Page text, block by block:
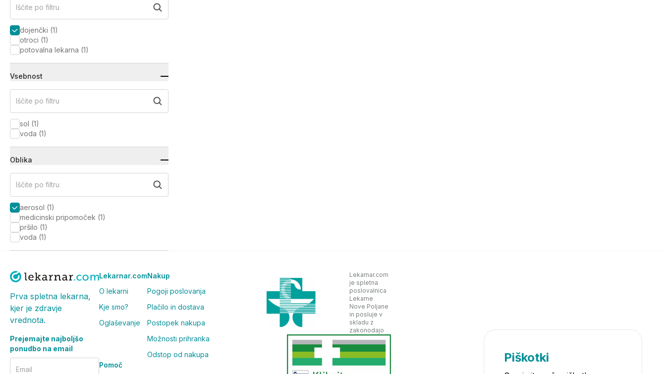
Iščite po filtru
dojenčki (1)
otroci (1)
potovalna lekarna (1)
Vsebnost
Iščite po filtru
sol (1)
voda (1)
Oblika
Iščite po filtru
aerosol (1)
medicinski pripomoček (1)
pršilo (1)
voda (1)
Prva spletna lekarna,
kjer je zdravje
vrednota.
Prejemajte najboljšo
ponudbo na email
Email
Lekarnar.com
O lekarni
Kje smo?
Oglaševanje
Nakup
Pogoji poslovanja
Plačilo in dostava
Postopek nakupa
Možnosti prihranka
Odstop od nakupa
Pomoč
Lekarnar.com
je spletna
poslovalnica
Lekarne
Nove Poljane
in posluje v
skladu z
zakonodajo
Piškotki